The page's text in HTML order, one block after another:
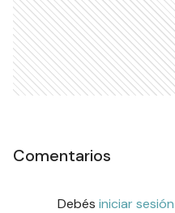
Comentarios
Debés iniciar sesión